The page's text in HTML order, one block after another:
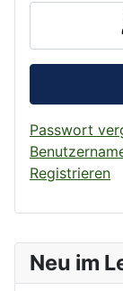
Neu im
Passwort
Registrieren